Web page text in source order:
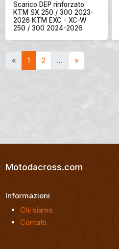
Scarico DEP rinforzato
KTM SX 250 / 300 2023-
2026 KTM EXC - XC-W
250 / 300 2024-2026
« 1 2 … »
Motodacross.com
Informazioni
Chi siamo
Contatti